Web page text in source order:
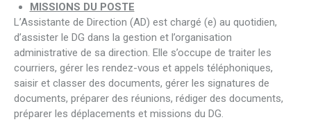
MISSIONS DU POSTE
L’Assistante de Direction (AD) est chargé (e) au quotidien,
d’assister le DG dans la gestion et l’organisation
administrative de sa direction. Elle s’occupe de traiter les
courriers, gérer les rendez-vous et appels téléphoniques,
saisir et classer des documents, gérer les signatures de
documents, préparer des réunions, rédiger des documents,
préparer les déplacements et missions du DG.